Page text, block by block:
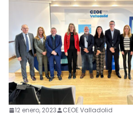
12 enero, 2023 CEOE Valladolid